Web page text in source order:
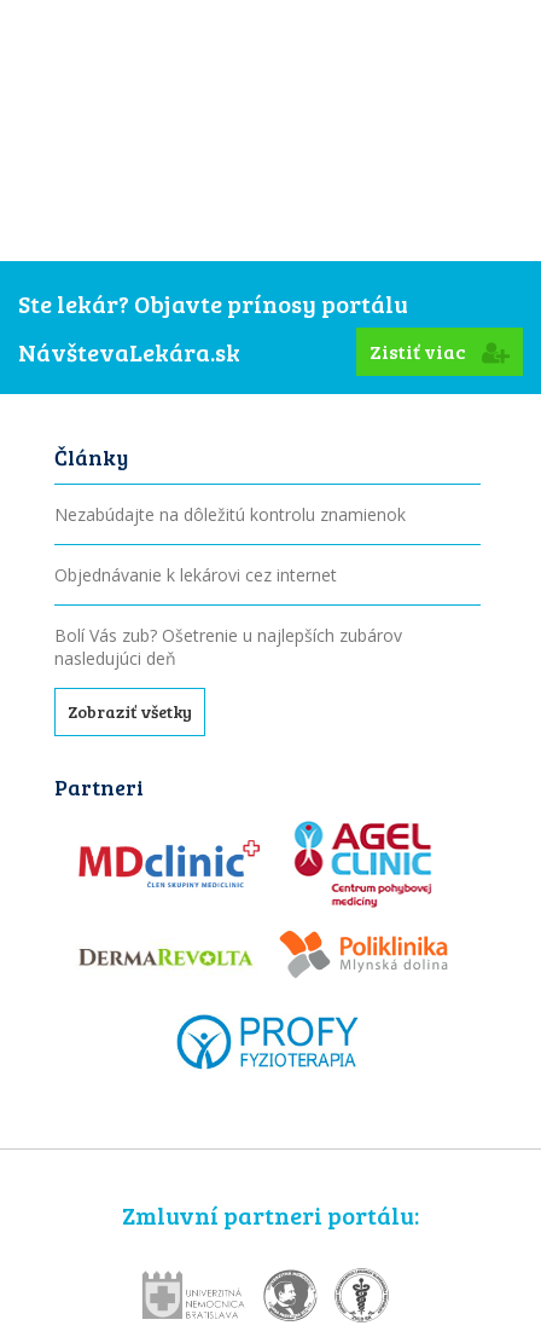
Ste lekár? Objavte prínosy portálu
NávštevaLekára.sk
Zistiť viac
Články
Nezabúdajte na dôležitú kontrolu znamienok
Objednávanie k lekárovi cez internet
Bolí Vás zub? Ošetrenie u najlepších zubárov
nasledujúci deň
Zobraziť všetky
Partneri
Zmluvní partneri portálu: